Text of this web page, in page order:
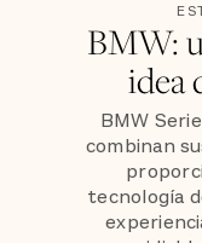
BMW:
idea
BMW
combinan
tecnología